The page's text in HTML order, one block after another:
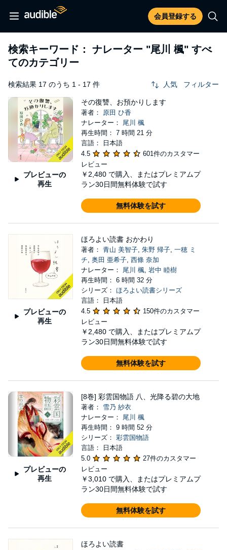
会員登録する
検索キーワード： ナレーター "尾川 楓" すべ
てのカテゴリー
検索結果 17 のうち 1 - 17 件 人気 フィルター
プレビューの
再生
その復讐、お預かりします
著者： 原田 ひ香
ナレーター： 尾川 楓
再生時間： 7 時間 21 分
言語： 日本語
4.5
601件のカスタマー
レビュー
￥2,480 で購入、またはプレミアムプ
ラン30日間無料体験で試す
無料体験を試す
プレビューの
再生
ほろよい読書 おかわり
著者： 青山 美智子, 朱野 帰子, 一穂 ミ
チ, 奥田 亜希子, 西條 奈加
ナレーター： 尾川 楓, 岩中 睦樹
再生時間： 6 時間 32 分
シリーズ： ほろよい読書シリーズ
言語： 日本語
4.5
150件のカスタマー
レビュー
￥2,480 で購入、またはプレミアムプ
ラン30日間無料体験で試す
無料体験を試す
プレビューの
再生
[8巻] 彩雲国物語 八、光降る碧の大地
著者： 雪乃 紗衣
ナレーター： 尾川 楓
再生時間： 9 時間 52 分
シリーズ： 彩雲国物語
言語： 日本語
5.0
27件のカスタマー
レビュー
￥3,010 で購入、またはプレミアムプ
ラン30日間無料体験で試す
無料体験を試す
ほろよい読書